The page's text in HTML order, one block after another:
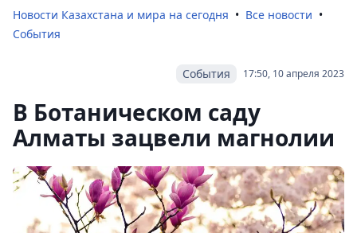
Новости Казахстана и мира на сегодня
Все новости
События
17:50, 10 апреля 2023
События
В Ботаническом саду
Алматы зацвели магнолии